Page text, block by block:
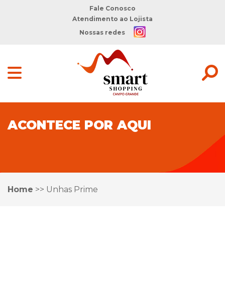
Fale Conosco
Atendimento ao Lojista
Nossas redes
ACONTECE POR AQUI
Home >> Unhas Prime